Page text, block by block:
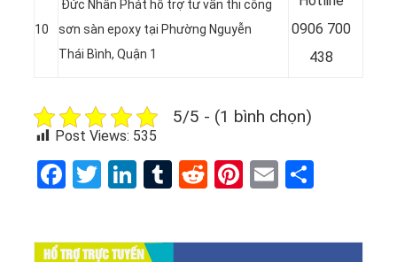
10
Đức Nhân Phát hỗ trợ tư vấn thi công
sơn sàn epoxy tại Phường Nguyễn
Thái Bình, Quận 1
0906 700
438
5/5 - (1 bình chọn)
Post Views: 535
Facebook
Twitter
LinkedIn
Tumblr
RedditPinterest
Email
HỔ TRỢ TRỰC TUYẾN